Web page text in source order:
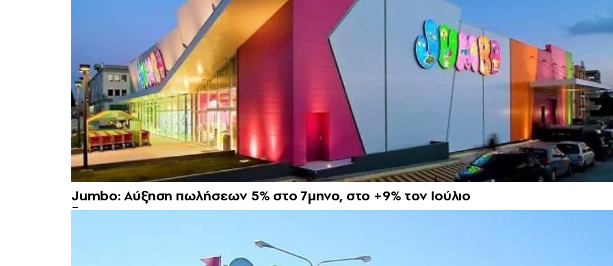
Jumbo: Αύξηση πωλήσεων 5% στο 7μηνο, στο +9% τον Ιούλιο